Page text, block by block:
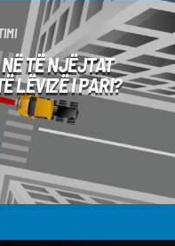
TË NJËJTAT
LËVIZË I PARI?